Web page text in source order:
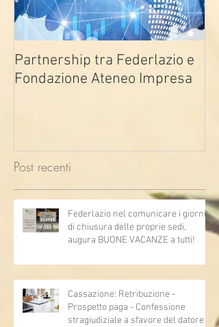
Partnership tra Federlazio e
Fondazione Ateneo Impresa
Post recenti
Federlazio nel comunicare i giorni
di chiusura delle proprie sedi,
augura BUONE VACANZE a tutti!
Cassazione: Retribuzione -
Prospetto paga - Confessione
stragiudiziale a sfavore del datore di